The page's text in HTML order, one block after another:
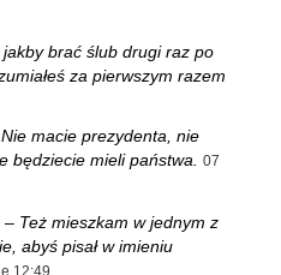
jakby brać ślub drugi raz po
za pierwszym razem
Nie macie prezydenta, nie
będziecie mieli państwa. 07
Też mieszkam w jednym z
abyś pisał w imieniu